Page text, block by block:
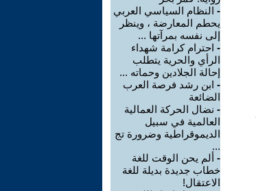
- النظام السياسي العربي
يحطم المعارضة ، وينظر
إلى نفسه بمرآتها ...
- احترام كرامة شهداء
الرأي والحرية يتطلب
إحالة الجلادين وحماته ...
- ابن رشد فرصة العرب
الضائعة
- نضال الحركة العمالية
العالمية في سبيل
الديموقراطية وضرورة تج
...
- ألم يحن الوقت للغة
خطاب جديدة بديلة للغة
الاعتقال!